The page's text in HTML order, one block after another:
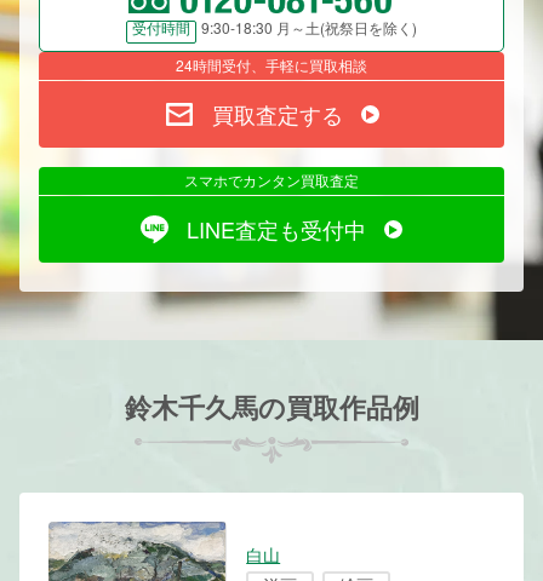
受付時間
9:30-18:30 月～土(祝祭日を除く)
24時間受付、手軽に買取相談
買取査定する
スマホでカンタン買取査定
LINE査定も受付中
鈴木千久馬の買取作品例
白山